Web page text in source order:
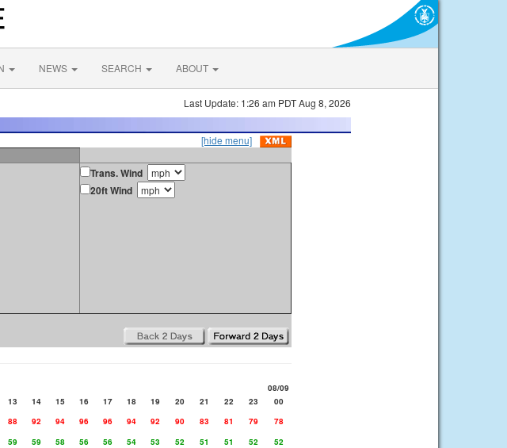
NEWS SEARCH ABOUT
Last Update: 1:26 am PDT Aug 8, 2026
[hide menu]
Trans. Wind
20ft Wind
08/09
13 14 15 16 17 18 19 20 21 22 23
00
88 92 94 96 96 94 92 90 83 81 79
78
59 59 58 56 56 54 53 52 51 51 52
52